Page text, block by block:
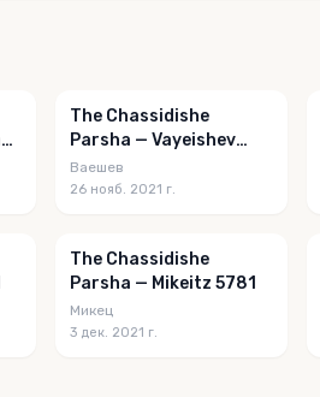
The Chassidishe
Parsha — Vayeishev
5781
Ваешев
26 нояб. 2021 г.
The Chassidishe
Parsha — Mikeitz 5781
Микец
3 дек. 2021 г.